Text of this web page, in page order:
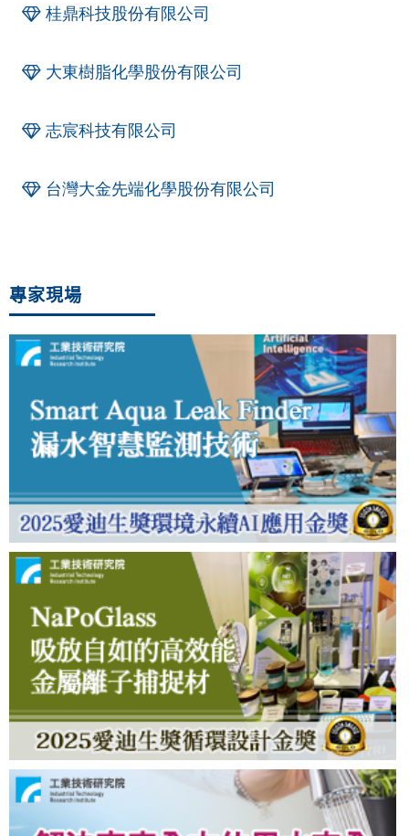
桂鼎科技股份有限公司
大東樹脂化學股份有限公司
志宸科技有限公司
台灣大金先端化學股份有限公司
專家現場